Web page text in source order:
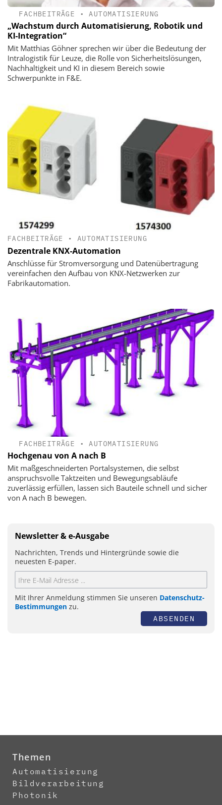
FACHBEITRÄGE •AUTOMATISIERUNG
„Wachstum durch ­Automatisierung, Robotik und
KI-Integration“
Mit Matthias Göhner sprechen wir über die Bedeutung der
Intralogistik für Leuze, die Rolle von Sicherheitslösungen,
Nachhaltigkeit und KI in diesem Bereich sowie
Schwerpunkte in F&E.
FACHBEITRÄGE •AUTOMATISIERUNG
Dezentrale KNX-Automation
Anschlüsse für Stromversorgung und Datenübertragung
vereinfachen den Aufbau von KNX-Netzwerken zur
Fabrikautomation.
FACHBEITRÄGE •AUTOMATISIERUNG
Hochgenau von A nach B
Mit maßgeschneiderten Portalsystemen, die selbst
anspruchsvolle Taktzeiten und Bewegungsabläufe
zuverlässig erfüllen, lassen sich Bauteile schnell und sicher
von A nach B bewegen.
Newsletter & e-Ausgabe
Nachrichten, Trends und Hintergründe sowie die
neuesten E-paper.
Mit Ihrer Anmeldung stimmen Sie unseren Datenschutz-
Bestimmungen zu.
ABSENDEN
Themen
Automatisierung
Bildverarbeitung
Photonik